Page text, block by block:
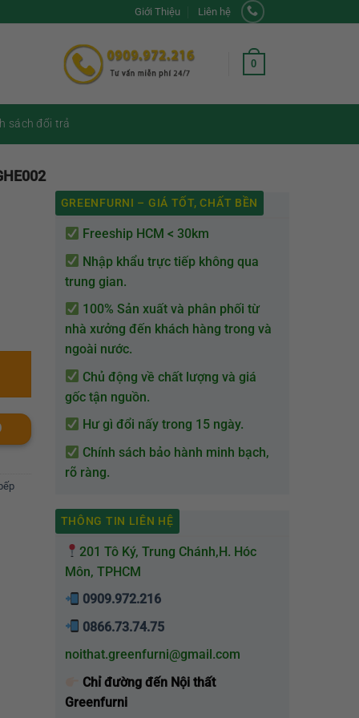
Giới Thiệu Liên hệ
0
sách đổi trả
GREENFURNI – GIÁ TỐT, CHẤT BỀN
Freeship HCM < 30km
Nhập khẩu trực tiếp không qua
trung gian.
100% Sản xuất và phân phối từ
nhà xưởng đến khách hàng trong và
ngoài nước.
Chủ động về chất lượng và giá
gốc tận nguồn.
Hư gì đổi nấy trong 15 ngày.
Chính sách bảo hành minh bạch,
rõ ràng.
THÔNG TIN LIÊN HỆ
201 Tô Ký, Trung Chánh,H. Hóc
Môn, TPHCM
0909.972.216
0866.73.74.75
noithat.greenfurni@gmail.com
Chỉ đường đến Nội thất
Greenfurni